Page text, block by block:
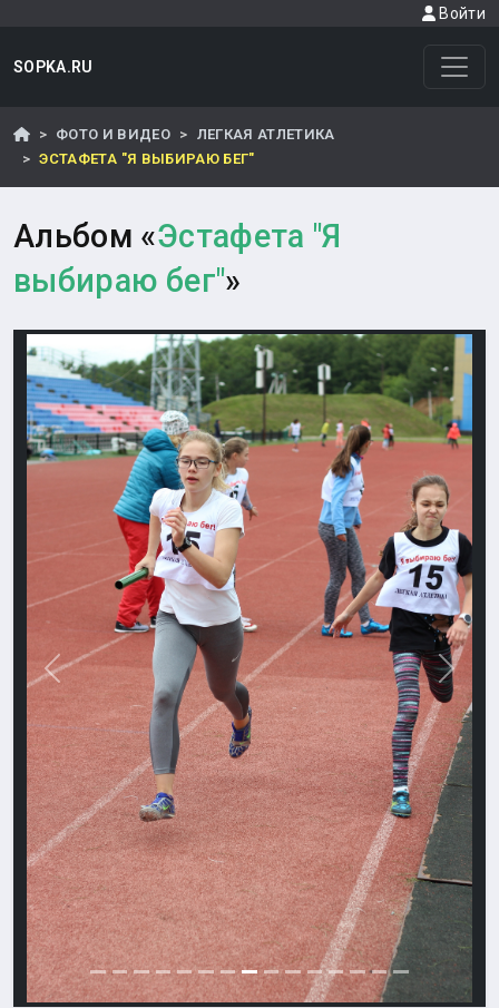
Войти
SOPKA.RU
ФОТО И ВИДЕО
ЛЕГКАЯ АТЛЕТИКА
ЭСТАФЕТА "Я ВЫБИРАЮ БЕГ"
Альбом «Эстафета "Я
выбираю бег"»
Назад